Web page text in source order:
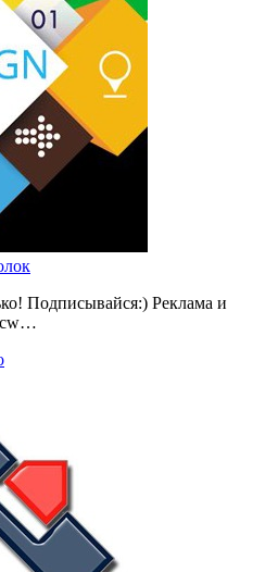
Подписывайся:) Реклама и